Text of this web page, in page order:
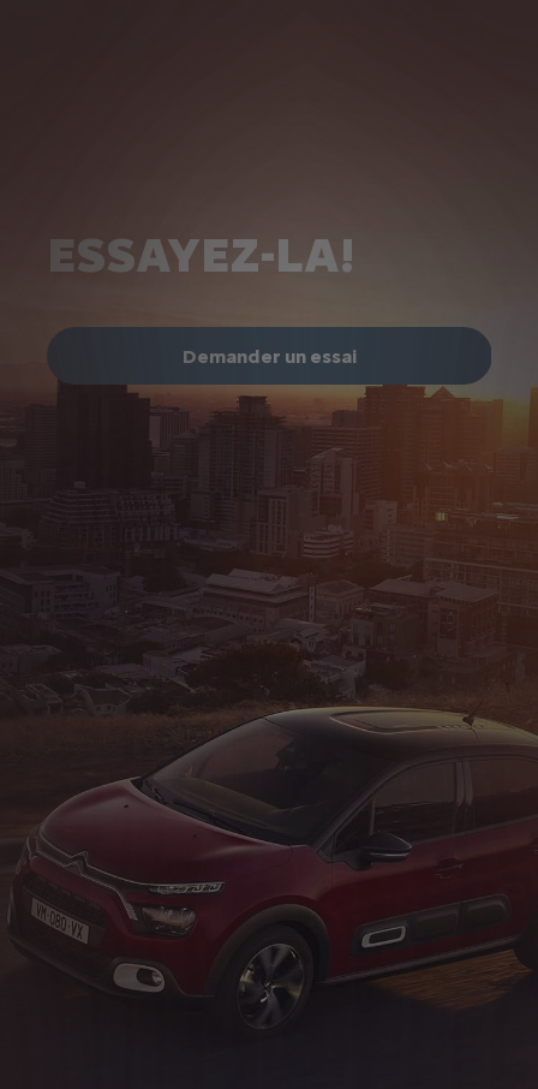
ESSAYEZ-LA!
Demander un essai